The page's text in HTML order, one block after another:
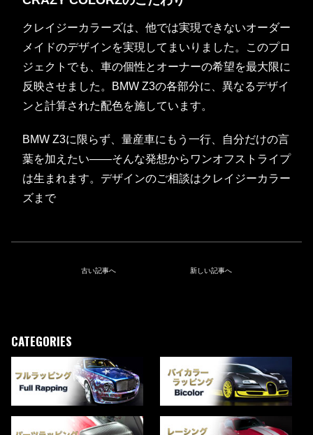
クレイジーカラーズは、他では実現できないオーダー
メイドのデザインを実現してまいりました。このプロ
ジェクトでも、車の個性とオーナーの希望を最大限に
反映させました。BMW Z3の各部分に、異なるデザイ
ンと計算された配色を施しています。
BMW Z3に限らず、量産車にもう一行、自分だけの言
葉を加えたい——そんな発想からワンオフストライプ
は生まれます。デザインのご相談はクレイジーカラー
ズまで
古い記事へ 新しい記事へ
CATEGORIES